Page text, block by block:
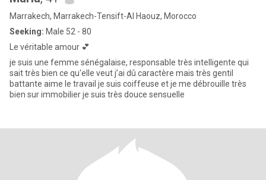
Marrakech, Marrakech-Tensift-Al Haouz, Morocco
Seeking: Male 52 - 80
Le véritable amour 💕
je suis une femme sénégalaise, responsable très intelligente qui
sait très bien ce qu'elle veut j’ai dû caractère mais très gentil
battante aime le travail je suis coiffeuse et je me débrouille très
bien sur immobilier je suis très douce sensuelle